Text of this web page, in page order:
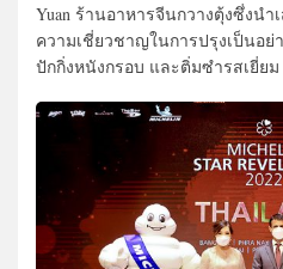
Yuan ร้านอาหารจีนกวางตุ้งซึ่งน
ความเชี่ยวชาญในการปรุงเป็นอย่
ปักกิ่งหนังกรอบ และติ่มซำรสเยี่ยม